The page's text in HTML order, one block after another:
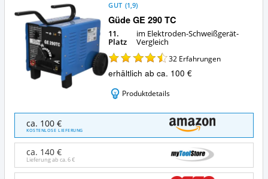
Güde GE 290 TC
GUT (1,9)
11.
Platz
im Elektroden-Schweißgerät-
Vergleich
32 Erfahrungen
erhältlich ab ca. 100 €
Produktdetails
290
Angebote:
Wo
ca. 100 €
KOSTENLOSE LIEFERUNG
ca. 140 €
Lieferung ab ca.6 €